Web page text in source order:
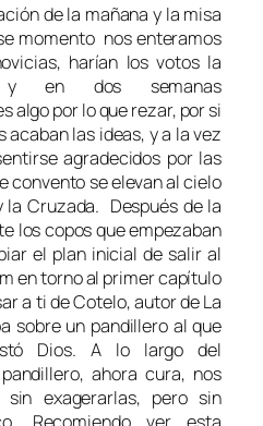
de la mañana y la misa
momento nos enteramos
harían los votos la
y en dos semanas
algo por lo que rezar, por si
acaban las ideas, y a la vez
agradecidos por las
convento se elevan al cielo
la Cruzada. Después de la
los copos que empezaban
el plan inicial de salir al
en torno al primer capítulo
a tide Cotelo, autor deLa
sobre un pandillero al que
Dios. A lo largo del
ahora cura, nos
exagerarlas, pero sin